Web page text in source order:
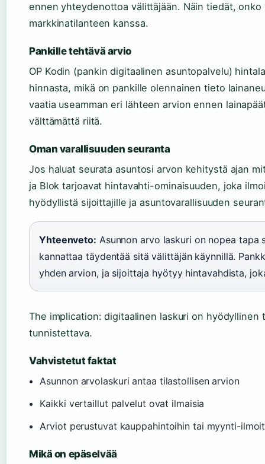
ennen yhteydenottoa välittäjään. Näin tiedät, onko
markkinatilanteen kanssa.
Pankille tehtävä arvio
OP Kodin (pankin digitaalinen asuntopalvelu)
hinnasta, mikä on pankille olennainen tieto
vaatia useamman eri lähteen arvion ennen
välttämättä riitä.
Oman varallisuuden seuranta
Jos haluat seurata asuntosi arvon kehitystä ajan
ja Blok tarjoavat hintavahti-ominaisuuden, joka
hyödyllistä sijoittajille ja asuntovarallisuuden
Yhteenveto: Asunnon arvo laskuri on nopea tapa
kannattaa täydentää sitä välittäjän käynnillä.
yhden arvion, ja sijoittaja hyötyy hintavahdista,
The implication: digitaalinen laskuri on
tunnistettava.
Vahvistetut faktat
Asunnon arvolaskuri antaa tilastollisen arvion
Kaikki vertaillut palvelut ovat ilmaisia
Arviot perustuvat kauppahintoihin tai myynti-
Mikä on epäselvää